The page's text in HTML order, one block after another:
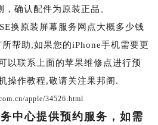
确认配件为原装正品。
换原装屏幕服务网点大概多少钱
帮助,如果您的iPhone手机需要更
以联系上面的苹果维修点进行预
操作教程,敬请关注果邦阁.
apple/34526.html
中心提供预约服务，如需